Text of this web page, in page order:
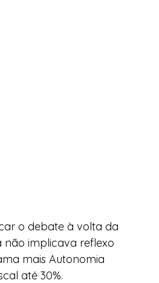
o debate à volta da
não implicava reflexo
mais Autonomia
até 30%.